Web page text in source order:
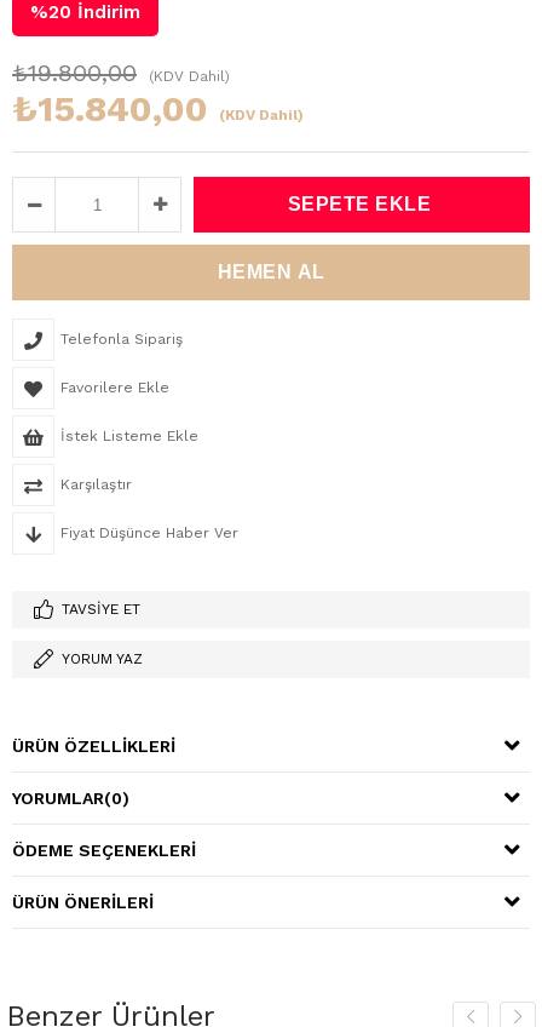
%20 İndirim
₺19.800,00 (KDV Dahil)
₺15.840,00 (KDV Dahil)
Telefonla Sipariş
Favorilere Ekle
İstek Listeme Ekle
Karşılaştır
Fiyat Düşünce Haber Ver
TAVSIYE ET
YORUM YAZ
ÜRÜN ÖZELLIKLERI
YORUMLAR(0)
ÖDEME SEÇENEKLERI
ÜRÜN ÖNERILERI
Benzer Ürünler